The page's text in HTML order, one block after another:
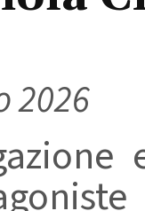
2026